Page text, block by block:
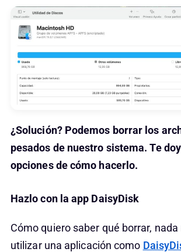
¿Solución? Podemos borrar los
pesados de nuestro sistema. Te
opciones de cómo hacerlo.
Hazlo con la app DaisyDisk
Cómo quiero saber qué borrar,
utilizar una aplicación como